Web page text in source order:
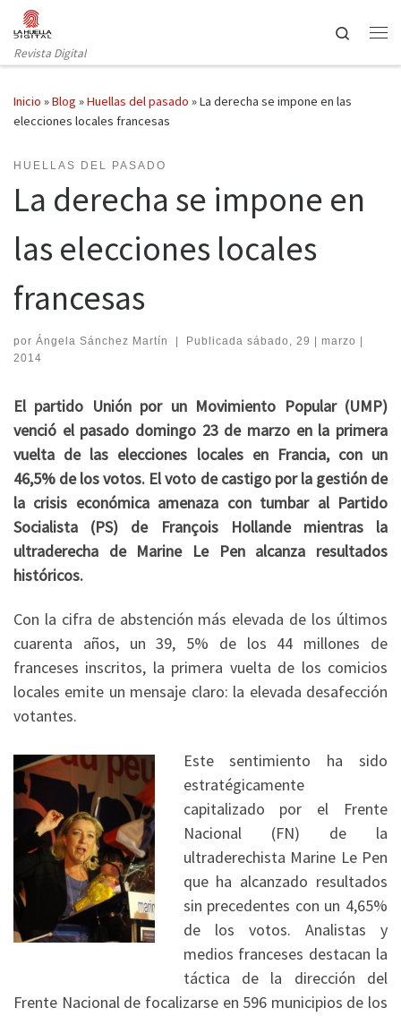
Saltar al contenido
Revista Digital
Search
Inicio »Blog »Huellas del pasado »La derecha se impone en las
elecciones locales francesas
HUELLAS DEL PASADO
La derecha se impone en
las elecciones locales
francesas
por Ángela Sánchez Martín | Publicada sábado, 29 | marzo |
2014
El partido Unión por un Movimiento Popular (UMP)
venció el pasado domingo 23 de marzo en la primera
vuelta de las elecciones locales en Francia, con un
46,5% de los votos. El voto de castigo por la gestión de
la crisis económica amenaza con tumbar al Partido
Socialista (PS) de François Hollande mientras la
ultraderecha de Marine Le Pen alcanza resultados
históricos.
Con la cifra de abstención más elevada de los últimos
cuarenta años, un 39, 5% de los 44 millones de
franceses inscritos, la primera vuelta de los comicios
locales emite un mensaje claro: la elevada desafección
votantes.
Este sentimiento ha sido
estratégicamente
capitalizado por el Frente
Nacional (FN) de la
ultraderechista Marine Le Pen
que ha alcanzado resultados
sin precedentes con un 4,65%
de los votos. Analistas y
medios franceses destacan la
táctica de la dirección del
Frente Nacional de focalizarse en 596 municipios de los